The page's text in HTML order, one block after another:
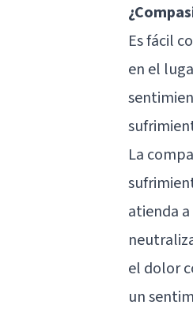
Es fácil
en el
La
atienda
el dolor
un